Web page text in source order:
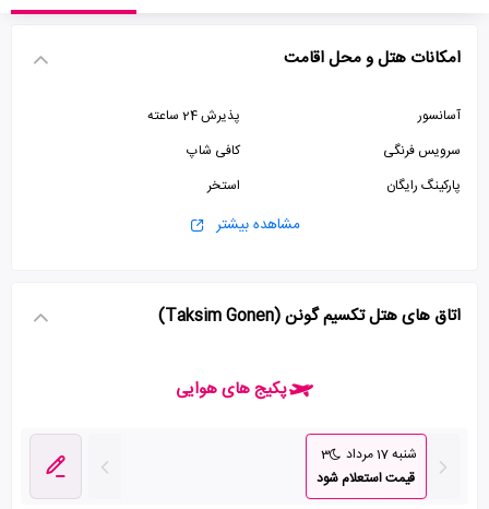
امکانات هتل و محل اقامت
آسانسور
پذیرش 24 ساعته
سرویس فرنگی
کافی شاپ
پارکینگ رایگان
استخر
جکوزی
مشاهده بیشتر
اتاق های هتل تکسیم گونن (Taksim Gonen)
پکیج های هوایی
شنبه 17 مرداد
3
قیمت استعلام شود